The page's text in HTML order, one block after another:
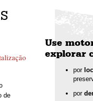
de
Use
explorar
por
por